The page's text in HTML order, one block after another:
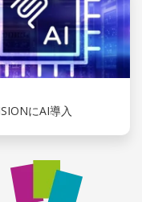
にAI導入